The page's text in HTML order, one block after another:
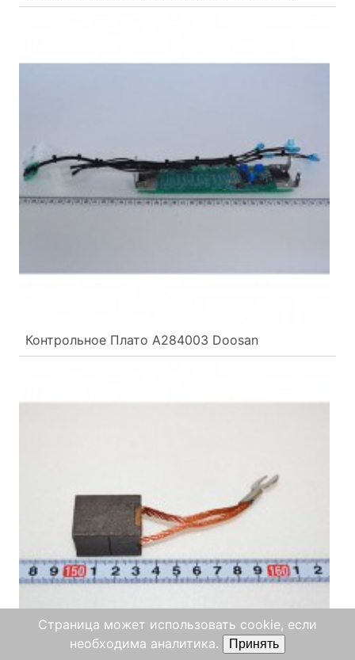
Контрольное Плато A284003 Doosan
Страница может использовать cookie, если
необходима аналитика.
Принять